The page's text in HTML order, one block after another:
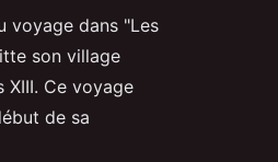
voyage dans "Les
son village
XIII. Ce voyage
de sa